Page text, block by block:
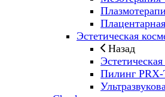
Эстетическая
Назад
Пилинг PRX-